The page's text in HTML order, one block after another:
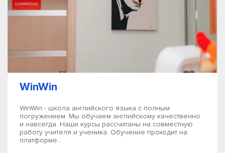
WinWin
WinWin - школа английского языка с полным
погружением. Мы обучаем английскому качественно
и навсегда. Наши курсы рассчитаны на совместную
работу учителя и ученика. Обучение проходит на
платформе...